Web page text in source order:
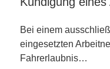
Bei einem
eingesetzten
Fahrerlaubnis…